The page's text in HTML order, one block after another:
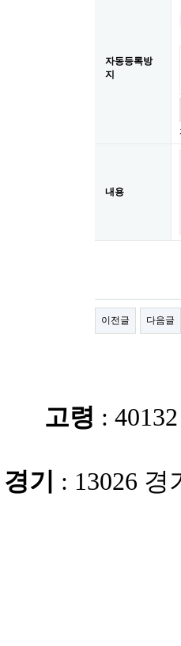
자동등록방
지
내용
이전글 다음글
고령 :
경기 : 13026 경